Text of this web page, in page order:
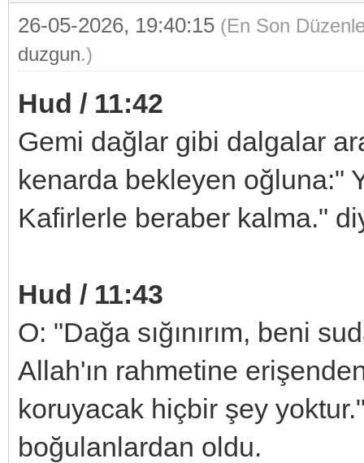
26-05-2026, 19:40:15 (En Son
duzgun.)
Hud / 11:42
Gemi dağlar gibi dalgalar
kenarda bekleyen oğluna:"
Kafirlerle beraber kalma."
Hud / 11:43
O: "Dağa sığınırım, beni
Allah'ın rahmetine
koruyacak hiçbir şey
boğulanlardan oldu.